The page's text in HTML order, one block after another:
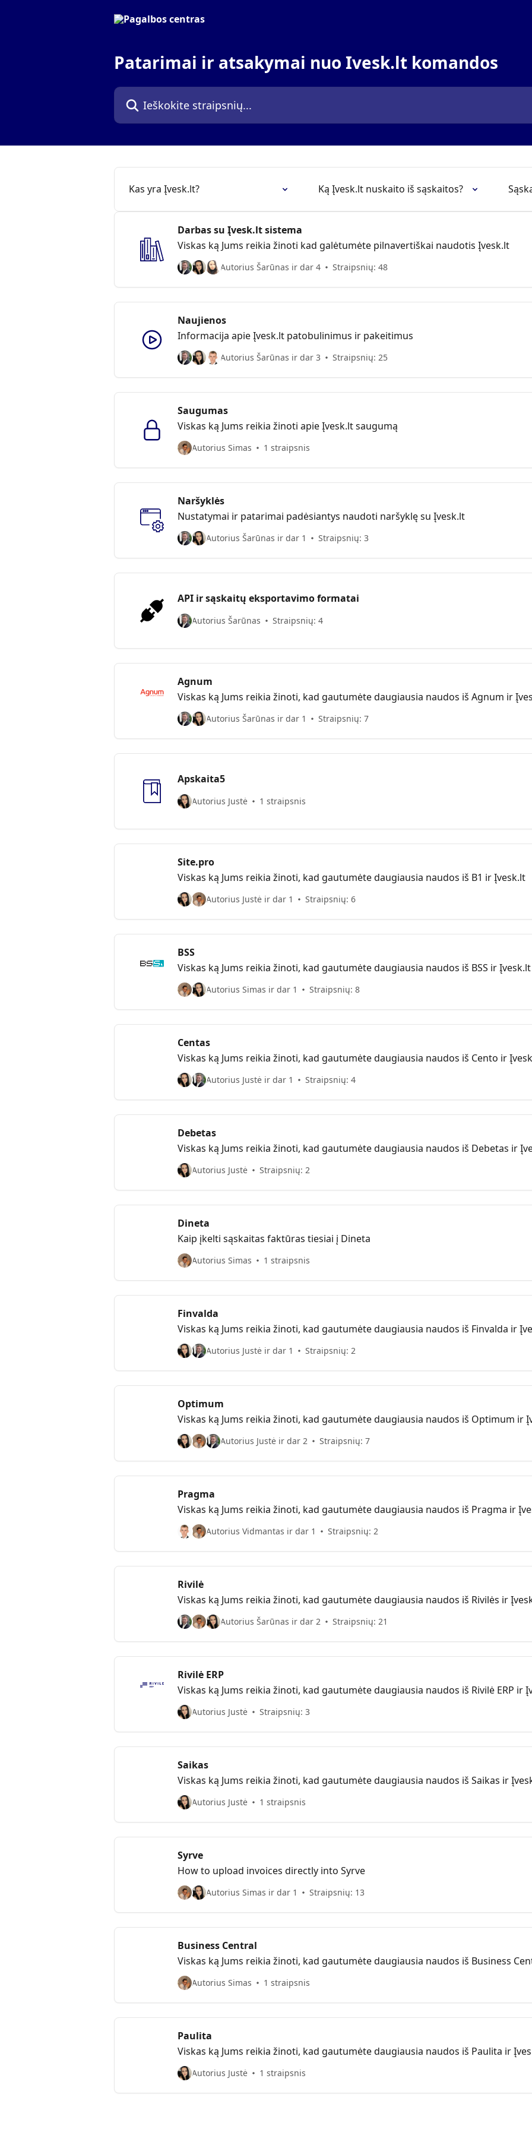
Patarimai ir atsakymai nuo Ivesk.lt komandos
Ieškokite straipsnių...
Kas yra Įvesk.lt? Ką Įvesk.lt nuskaito iš sąskaitos?
Darbas su Įvesk.lt sistema
Viskas ką Jums reikia žinoti kad galėtumėte pilnavertiškai naudotis Įvesk.lt
Autorius Šarūnas ir dar 4 Straipsnių: 48
Naujienos
Informacija apie Įvesk.lt patobulinimus ir pakeitimus
Autorius Šarūnas ir dar 3 Straipsnių: 25
Saugumas
Viskas ką Jums reikia žinoti apie Įvesk.lt saugumą
Autorius Simas 1 straipsnis
Naršyklės
Nustatymai ir patarimai padėsiantys naudoti naršyklę su Įvesk.lt
Autorius Šarūnas ir dar 1 Straipsnių: 3
API ir sąskaitų eksportavimo formatai
Autorius Šarūnas Straipsnių: 4
Agnum
Viskas ką Jums reikia žinoti, kad gautumėte daugiausia naudos iš Agnum ir
Autorius Šarūnas ir dar 1 Straipsnių: 7
Apskaita5
Autorius Justė 1 straipsnis
Site.pro
Viskas ką Jums reikia žinoti, kad gautumėte daugiausia naudos iš B1 ir Įvesk.lt
Autorius Justė ir dar 1 Straipsnių: 6
BSS
Viskas ką Jums reikia žinoti, kad gautumėte daugiausia naudos iš BSS ir Įvesk.lt
Autorius Simas ir dar 1 Straipsnių: 8
Centas
Viskas ką Jums reikia žinoti, kad gautumėte daugiausia naudos iš Cento ir
Autorius Justė ir dar 1 Straipsnių: 4
Debetas
Viskas ką Jums reikia žinoti, kad gautumėte daugiausia naudos iš Debetas ir
Autorius Justė Straipsnių: 2
Dineta
Kaip įkelti sąskaitas faktūras tiesiai į Dineta
Autorius Simas 1 straipsnis
Finvalda
Viskas ką Jums reikia žinoti, kad gautumėte daugiausia naudos iš Finvalda ir
Autorius Justė ir dar 1 Straipsnių: 2
Optimum
Viskas ką Jums reikia žinoti, kad gautumėte daugiausia naudos iš Optimum ir
Autorius Justė ir dar 2 Straipsnių: 7
Pragma
Viskas ką Jums reikia žinoti, kad gautumėte daugiausia naudos iš Pragma ir
Autorius Vidmantas ir dar 1 Straipsnių: 2
Rivilė
Viskas ką Jums reikia žinoti, kad gautumėte daugiausia naudos iš Rivilės ir
Autorius Šarūnas ir dar 2 Straipsnių: 21
Rivilė ERP
Viskas ką Jums reikia žinoti, kad gautumėte daugiausia naudos iš Rivilė ERP ir
Autorius Justė Straipsnių: 3
Saikas
Viskas ką Jums reikia žinoti, kad gautumėte daugiausia naudos iš Saikas ir
Autorius Justė 1 straipsnis
Syrve
How to upload invoices directly into Syrve
Autorius Simas ir dar 1 Straipsnių: 13
Business Central
Viskas ką Jums reikia žinoti, kad gautumėte daugiausia naudos iš Business
Autorius Simas 1 straipsnis
Paulita
Viskas ką Jums reikia žinoti, kad gautumėte daugiausia naudos iš Paulita ir
Autorius Justė 1 straipsnis